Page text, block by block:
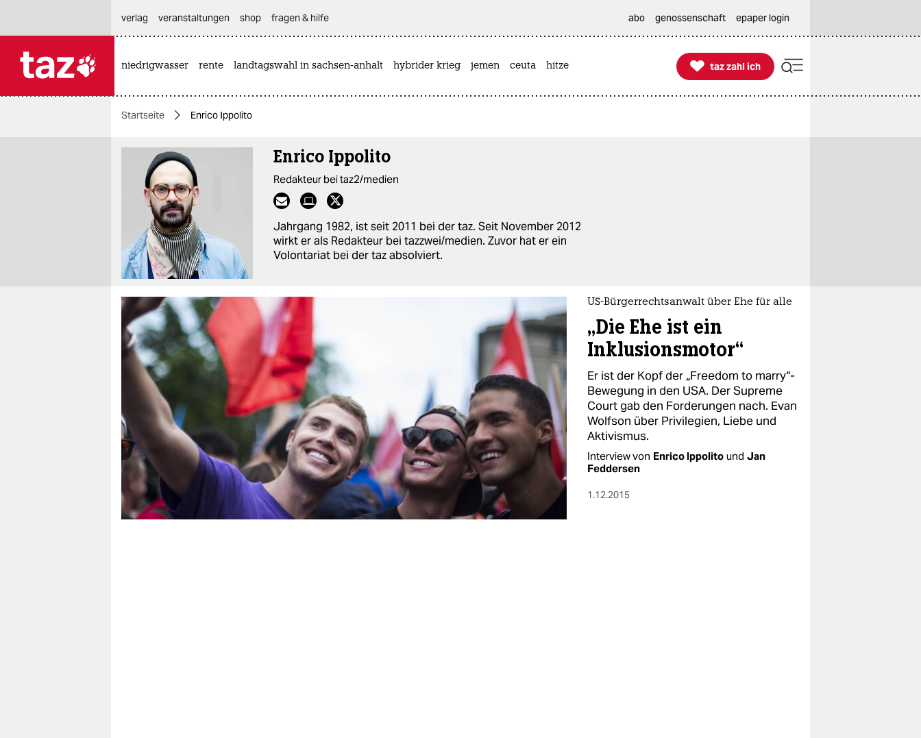
themen
politik
öko
gesellschaft
kultur
sport
berlin
nord
wahrheit
verlag
verlag
veranstaltungen
shop
fragen & hilfe
verlag
veranstaltungen shop fragen & hilfe abo genossenschaft epaper login
niedrigwasser rente landtagswahl in sachsen-anhalt hybrider krieg jemen ceuta hitze 
taz zahl ich
taz zahl ich
Startseite Enrico Ippolito
Enrico Ippolito
Redakteur bei taz2/medien
Jahrgang 1982, ist seit 2011 bei der taz. Seit November 2012
wirkt er als Redakteur bei tazzwei/medien. Zuvor hat er ein
Volontariat bei der taz absolviert.
US-Bürgerrechtsanwalt über Ehe für alle
„Die Ehe ist ein
Inklusionsmotor“
Er ist der Kopf der „Freedom to marry“-
Bewegung in den USA. Der Supreme
Court gab den Forderungen nach. Evan
Wolfson über Privilegien, Liebe und
Aktivismus.
Interview von Enrico Ippolito und Jan
Feddersen
1.12.2015